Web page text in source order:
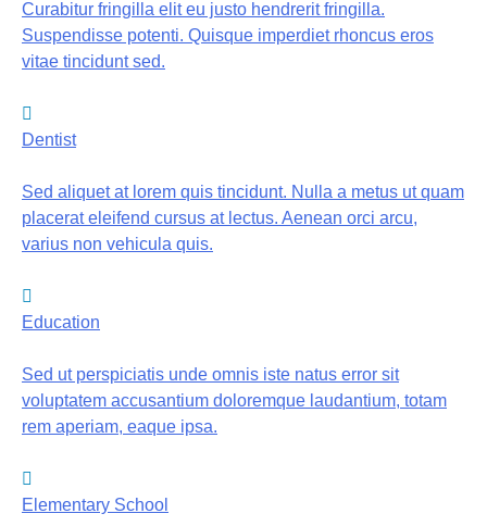
Curabitur fringilla elit eu justo hendrerit fringilla.
Suspendisse potenti. Quisque imperdiet rhoncus eros
vitae tincidunt sed.
Dentist
Sed aliquet at lorem quis tincidunt. Nulla a metus ut quam
placerat eleifend cursus at lectus. Aenean orci arcu,
varius non vehicula quis.
Education
Sed ut perspiciatis unde omnis iste natus error sit
voluptatem accusantium doloremque laudantium, totam
rem aperiam, eaque ipsa.
Elementary School